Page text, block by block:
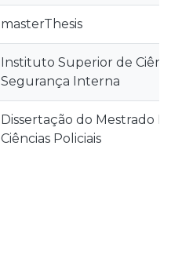
masterThesis
Instituto Superior de
Segurança Interna
Dissertação do Mestrado
Ciências Policiais